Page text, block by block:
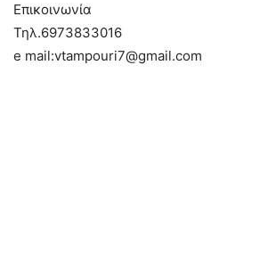
Επικοινωνία
Τηλ.6973833016
e mail:vtampouri7@gmail.com